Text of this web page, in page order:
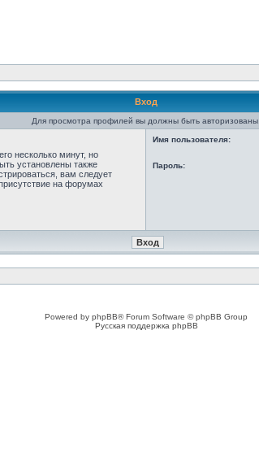
Вход
Для просмотра профилей вы должны быть авторизованы.
несколько минут, но
установлены также
вам следует
на форумах
Имя пользователя:
Пароль:
Powered by phpBB® Forum Software © phpBB Group
Русская поддержка phpBB